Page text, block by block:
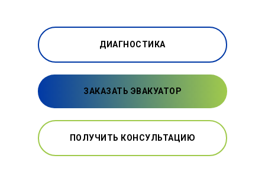
ДИАГНОСТИКА
ЗАКАЗАТЬ ЭВАКУАТОР
ПОЛУЧИТЬ КОНСУЛЬТАЦИЮ